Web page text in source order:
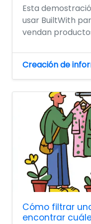
Esta
usar BuiltWith
vendan
Creación de
Cómo filtrar
encontrar